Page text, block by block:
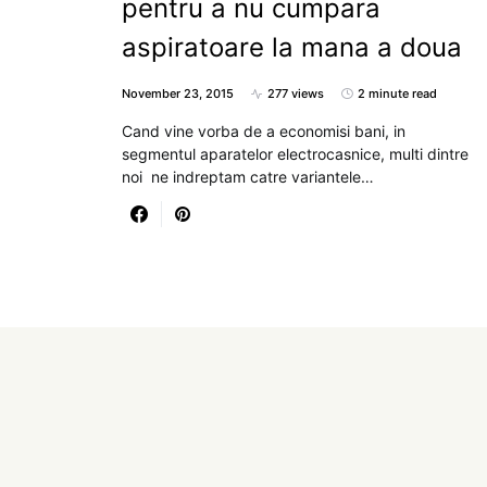
pentru a nu cumpara
aspiratoare la mana a doua
November 23, 2015 277 views 2 minute read
Cand vine vorba de a economisi bani, in
segmentul aparatelor electrocasnice, multi dintre
noi ne indreptam catre variantele…